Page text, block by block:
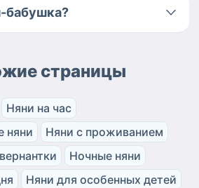
бабушка?
страницы
Няни на час
няни
Няни с проживанием
Ночные няни
Няни для особенных детей